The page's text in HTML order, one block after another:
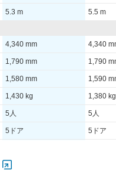
5.3 m 5.5 m
4,340 mm 4,340
1,790 mm 1,790
1,580 mm 1,590
1,430 kg 1,380 kg
5人 5人
5ドア 5ドア